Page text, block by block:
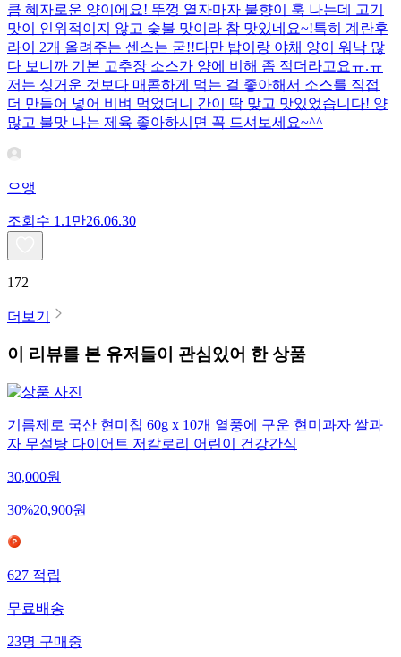
큼 혜자로운 양이에요! 뚜껑 열자마자 불향이 훅 나는데 고기
맛이 인위적이지 않고 숯불 맛이라 참 맛있네요~!특히 계란후
라이 2개 올려주는 센스는 굳!! ​다만 밥이랑 야채 양이 워낙 많
다 보니까 기본 고추장 소스가 양에 비해 좀 적더라고요ㅠ.ㅠ
저는 싱거운 것보다 매콤하게 먹는 걸 좋아해서 소스를 직접
더 만들어 넣어 비벼 먹었더니 간이 딱 맞고 맛있었습니다! 양
많고 불맛 나는 제육 좋아하시면 꼭 드셔보세요~^^
으앵
조회수 1.1만26.06.30
172
더보기
이 리뷰를 본 유저들이 관심있어 한 상품
기름제로 국산 현미칩 60g x 10개 열풍에 구운 현미과자 쌀과
자 무설탕 다이어트 저칼로리 어린이 건강간식
30,000원
30%20,900원
627 적립
무료배송
23명 구매중